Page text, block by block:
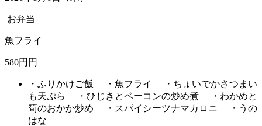
お弁当
魚フライ
580円円
・ふりかけご飯 ・魚フライ ・ちょいでかさつまい
も天ぷら ・ひじきとベーコンの炒め煮 ・わかめと
筍のおかか炒め ・スパイシーツナマカロニ ・うの
はな